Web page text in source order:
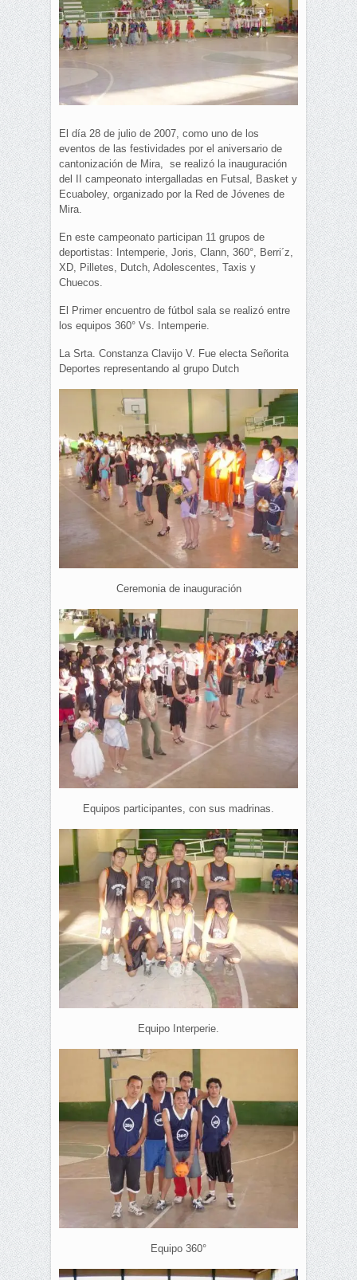
El día 28 de julio de 2007, como uno de los
eventos de las festividades por el aniversario de
cantonización de Mira, se realizó la inauguración
del II campeonato intergalladas en Futsal, Basket y
Ecuaboley, organizado por la Red de Jóvenes de
Mira.
En este campeonato participan 11 grupos de
deportistas: Intemperie, Joris, Clann, 360°, Berri´z,
XD, Pilletes, Dutch, Adolescentes, Taxis y
Chuecos.
El Primer encuentro de fútbol sala se realizó entre
los equipos 360° Vs. Intemperie.
La Srta. Constanza Clavijo V. Fue electa Señorita
Deportes representando al grupo Dutch
Ceremonia de inauguración
Equipos participantes, con sus madrinas.
Equipo Interperie.
Equipo 360°